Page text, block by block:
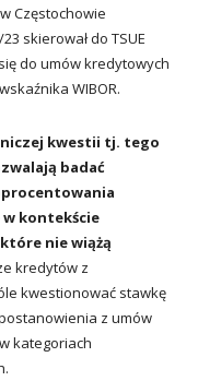
Częstochowie
skierował do TSUE
do umów kredytowych
WIBOR.
kwestii tj. tego
badać
w kontekście
nie wiążą
kredytów z
kwestionować stawkę
z umów
kategoriach